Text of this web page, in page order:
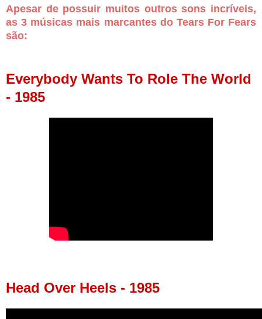
Apesar de possuir muitos outros sons incríveis,
as 3 músicas mais marcantes do Tears For Fears
são:
Everybody Wants To Role The World
- 1985
Head Over Heels - 1985